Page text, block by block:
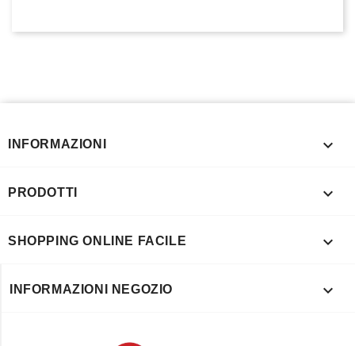
INFORMAZIONI 
PRODOTTI 
SHOPPING ONLINE FACILE 
INFORMAZIONI NEGOZIO 